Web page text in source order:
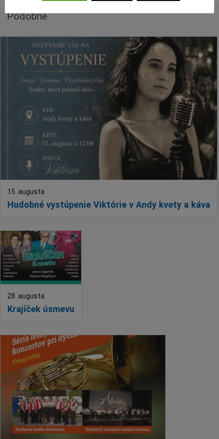
Podobné
Hudobné vystúpenie Viktórie v Andy kvety a káva
15. augusta
Krajíček úsmevu
28. augusta